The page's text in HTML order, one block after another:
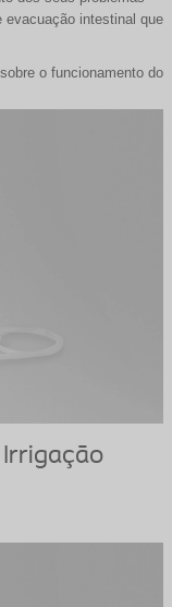
evacuação intestinal que
o funcionamento do